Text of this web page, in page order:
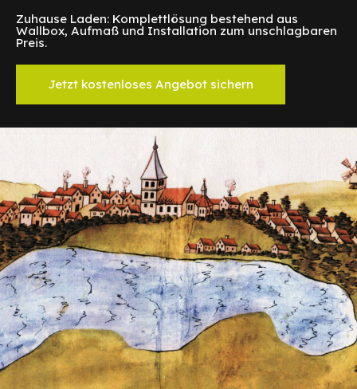
Zuhause Laden: Komplettlösung bestehend aus
Wallbox, Aufmaß und Installation zum unschlagbaren
Preis.
Jetzt kostenloses Angebot sichern